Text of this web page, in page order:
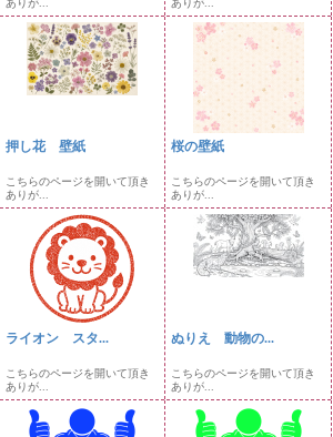
ありが...
ありが...
押し花 壁紙
こちらのページを開いて頂き
ありが...
桜の壁紙
こちらのページを開いて頂き
ありが...
ライオン スタ...
こちらのページを開いて頂き
ありが...
ぬりえ 動物の...
こちらのページを開いて頂き
ありが...